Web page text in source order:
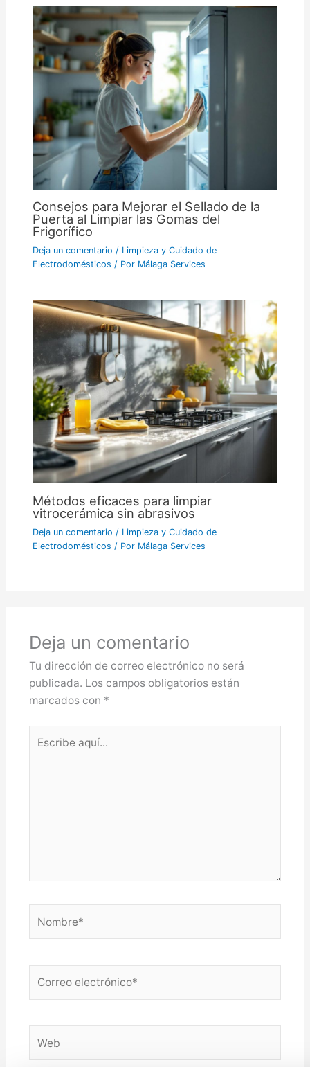
Consejos para Mejorar el Sellado de la
Puerta al Limpiar las Gomas del
Frigorífico
Deja un comentario / Limpieza y Cuidado de
Electrodomésticos / Por Málaga Services
Métodos eficaces para limpiar
vitrocerámica sin abrasivos
Deja un comentario / Limpieza y Cuidado de
Electrodomésticos / Por Málaga Services
Deja un comentario
Tu dirección de correo electrónico no será
publicada. Los campos obligatorios están
marcados con *
aquí...
electrónico*